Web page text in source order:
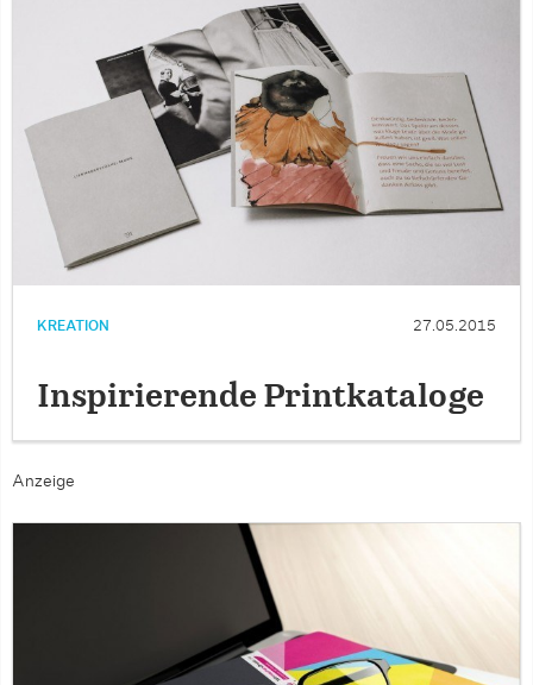
KREATION 27.05.2015
Inspirierende Printkataloge
Anzeige